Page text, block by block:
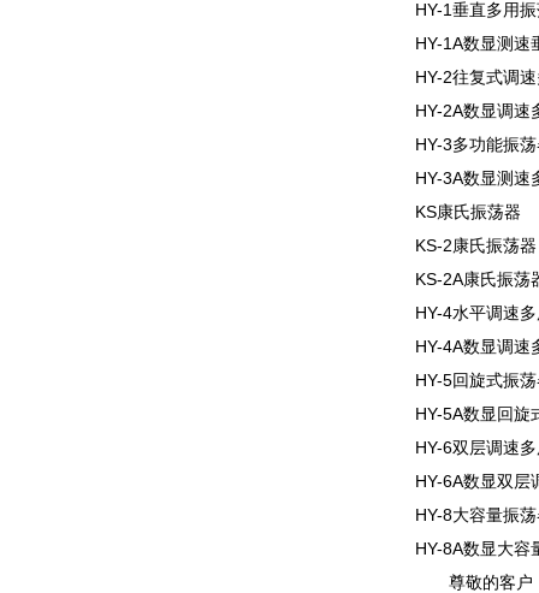
HY-1垂直多用
HY-1A数显测速
HY-2往复式调
HY-2A数显调速
HY-3多功能振
HY-3A数显测速
KS康氏振荡器
KS-2康氏振荡器
KS-2A康氏振荡
HY-4水平调速
HY-4A数显调速
HY-5回旋式振
HY-5A数显回旋
HY-6双层调速
HY-6A数显双层
HY-8大容量振
HY-8A数显大容
尊敬的客户